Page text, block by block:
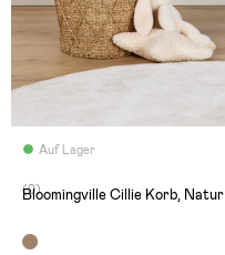
Auf Lager
(0)
Bloomingville Cillie Korb, Natur